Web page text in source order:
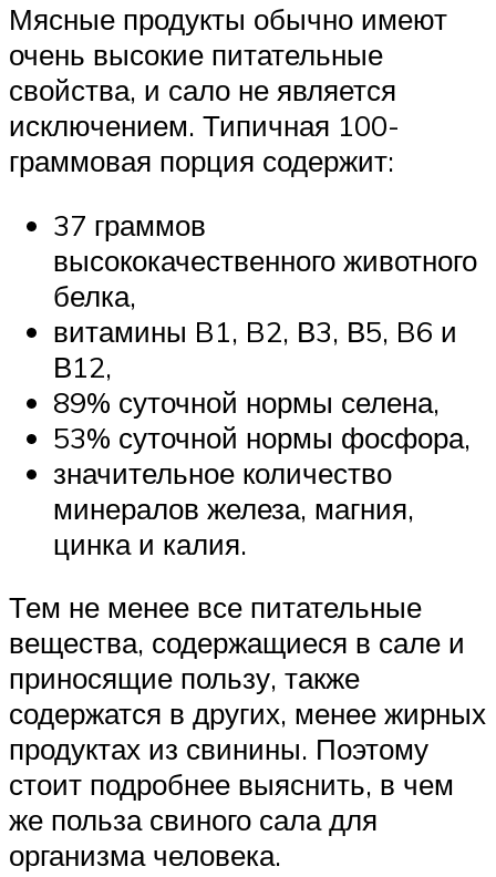
Мясные продукты обычно имеют
очень высокие питательные
свойства, и сало не является
исключением. Типичная 100-
граммовая порция содержит:
37 граммов
высококачественного животного
белка,
витамины B1, B2, В3, В5, B6 и
В12,
89% суточной нормы селена,
53% суточной нормы фосфора,
значительное количество
минералов железа, магния,
цинка и калия.
Тем не менее все питательные
вещества, содержащиеся в сале и
приносящие пользу, также
содержатся в других, менее жирных
продуктах из свинины. Поэтому
стоит подробнее выяснить, в чем
же польза свиного сала для
организма человека.